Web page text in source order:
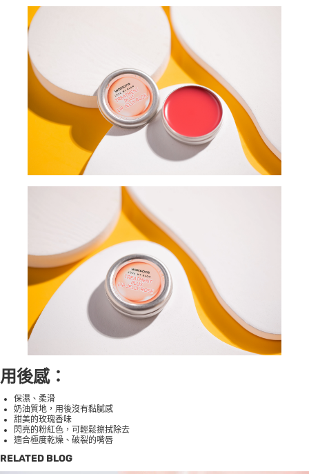
用後感：
保濕、柔滑
奶油質地，用後沒有黏膩感
甜美的玫瑰香味
閃亮的粉紅色，可輕鬆擦拭除去
適合極度乾燥、破裂的嘴唇
RELATED BLOG